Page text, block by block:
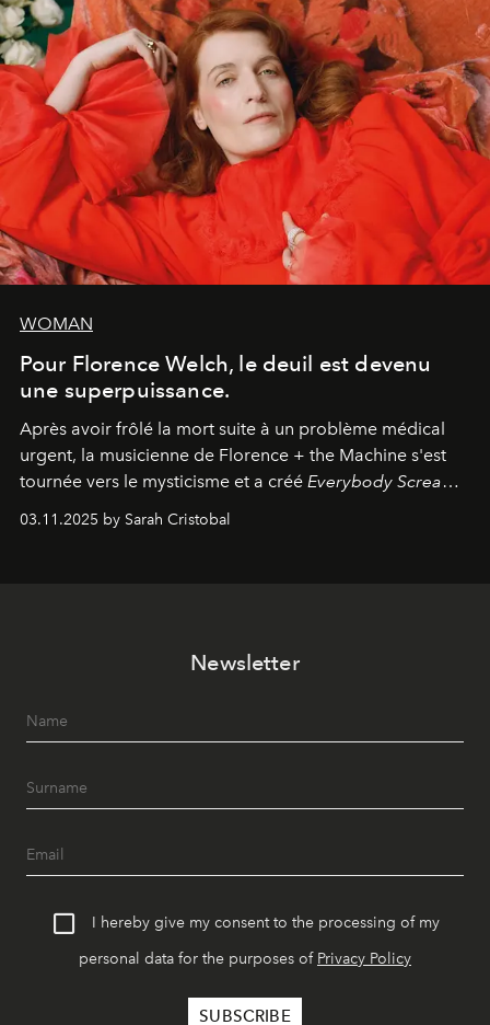
WOMAN
Pour Florence Welch, le deuil est devenu
une superpuissance.
Après avoir frôlé la mort suite à un problème médical
urgent, la musicienne de Florence + the Machine s'est
tournée vers le mysticisme et a créé Everybody Scream
l'un de ses albums les plus profonds à ce jour.
03.11.2025 by Sarah Cristobal
Newsletter
I hereby give my consent to the processing of my
personal data for the purposes of Privacy Policy